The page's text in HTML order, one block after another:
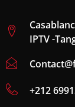
IPTV -
‪+212